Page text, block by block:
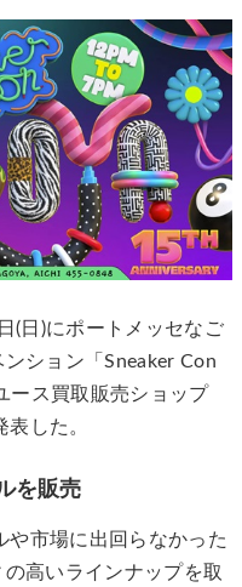
(日)にポートメッセなご
ション「Sneaker Con
ース買取販売ショップ
表した。
を販売
や市場に出回らなかった
高いラインナップを取